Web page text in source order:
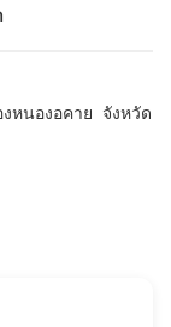
หนองอคาย จังหวัด